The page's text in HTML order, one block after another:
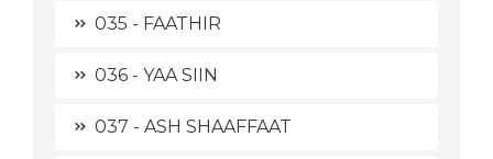
035 - FAATHIR
036 - YAA SIIN
037 - ASH SHAAFFAAT